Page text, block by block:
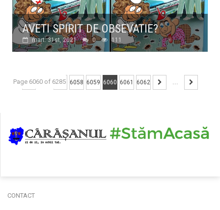
AVETI SPIRIT DE OBSEVATIE?
mart. 31st, 2021 0 111
Page 6060 of 6285
... 6058 6059 6060 6061 6062 ...
CONTACT